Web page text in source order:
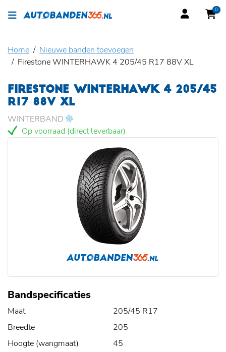
0
Home
Nieuwe banden toevoegen
Firestone WINTERHAWK 4 205/45 R17 88V XL
FIRESTONE WINTERHAWK 4 205/45
R17 88V XL
WINTERBAND
Op voorraad (direct leverbaar)
Bandspecificaties
Maat
205/45 R17
Breedte
205
Hoogte (wangmaat)
45